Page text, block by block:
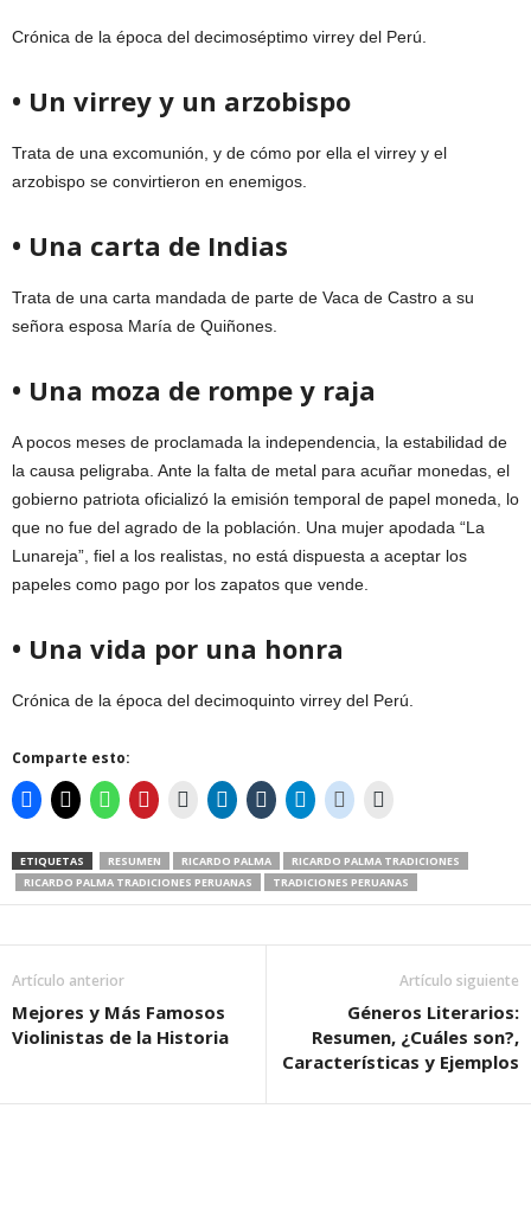
Crónica de la época del decimoséptimo virrey del Perú.
• Un virrey y un arzobispo
Trata de una excomunión, y de cómo por ella el virrey y el
arzobispo se convirtieron en enemigos.
• Una carta de Indias
Trata de una carta mandada de parte de Vaca de Castro a su
señora esposa María de Quiñones.
• Una moza de rompe y raja
A pocos meses de proclamada la independencia, la estabilidad de
la causa peligraba. Ante la falta de metal para acuñar monedas, el
gobierno patriota oficializó la emisión temporal de papel moneda, lo
que no fue del agrado de la población. Una mujer apodada “La
Lunareja”, fiel a los realistas, no está dispuesta a aceptar los
papeles como pago por los zapatos que vende.
• Una vida por una honra
Crónica de la época del decimoquinto virrey del Perú.
Comparte esto:
ETIQUETAS RESUMEN RICARDO PALMA
RICARDO PALMA TRADICIONES
RICARDO PALMA TRADICIONES PERUANAS
TRADICIONES PERUANAS
Artículo anterior
Mejores y Más Famosos
Violinistas de la Historia
Artículo siguiente
Géneros Literarios:
Resumen, ¿Cuáles son?,
Características y Ejemplos